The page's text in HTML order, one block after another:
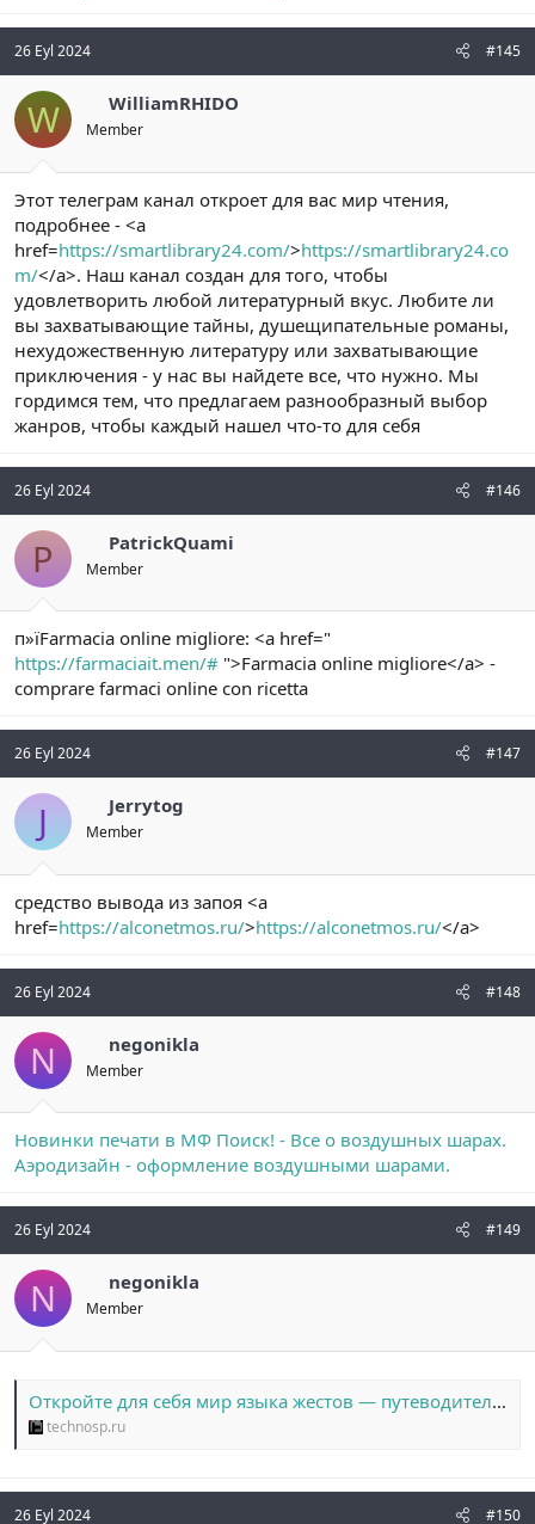
26 Eyl 2024 #145
W WilliamRHIDO
Member
Этот телеграм канал откроет для вас мир чтения,
подробнее - <a
href=https://smartlibrary24.com/>https://smartlibrary24.co
m/</a>. Наш канал создан для того, чтобы
удовлетворить любой литературный вкус. Любите ли
вы захватывающие тайны, душещипательные романы,
нехудожественную литературу или захватывающие
приключения - у нас вы найдете все, что нужно. Мы
гордимся тем, что предлагаем разнообразный выбор
жанров, чтобы каждый нашел что-то для себя
26 Eyl 2024 #146
P PatrickQuami
Member
п»їFarmacia online migliore: <a href="
https://farmaciait.men/# ">Farmacia online migliore</a> -
comprare farmaci online con ricetta
26 Eyl 2024 #147
J Jerrytog
Member
средство вывода из запоя <a
href=https://alconetmos.ru/>https://alconetmos.ru/</a>
26 Eyl 2024 #148
N negonikla
Member
Новинки печати в МФ Поиск! - Все о воздушных шарах.
Аэродизайн - оформление воздушными шарами.
26 Eyl 2024 #149
N negonikla
Member
Откройте для себя мир языка жестов — путеводитель по курсам, доступным онлайн и лично
technosp.ru
26 Eyl 2024 #150